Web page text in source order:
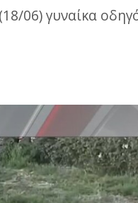
06) γυναίκα